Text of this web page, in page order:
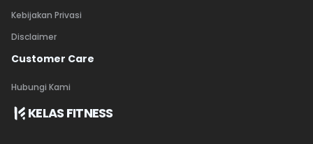
Kebijakan Privasi
Disclaimer
Customer Care
Hubungi Kami
KELAS FITNESS